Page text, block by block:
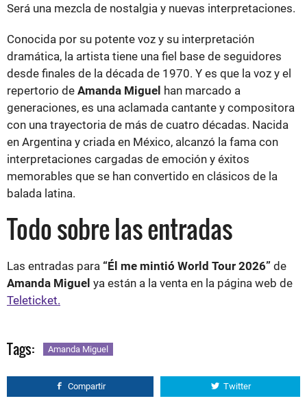
Será una mezcla de nostalgia y nuevas interpretaciones.
Conocida por su potente voz y su interpretación
dramática, la artista tiene una fiel base de seguidores
desde finales de la década de 1970. Y es que la voz y el
repertorio de Amanda Miguel han marcado a
generaciones, es una aclamada cantante y compositora
con una trayectoria de más de cuatro décadas. Nacida
en Argentina y criada en México, alcanzó la fama con
interpretaciones cargadas de emoción y éxitos
memorables que se han convertido en clásicos de la
balada latina.
Todo sobre las entradas
Las entradas para “Él me mintió World Tour 2026” de
Amanda Miguel ya están a la venta en la página web de
Teleticket.
Tags: Amanda Miguel
Compartir Twitter